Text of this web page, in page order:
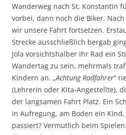
Wanderweg nach St. Konstantin
vorbei, dann noch die Biker. Nach
wir unsere Fahrt fortsetzen.
Strecke ausschließlich bergab
Jola vorsichtshalber ihr Rad ein
Wandertag zu sein, mehrmals
Kindern an. „Achtung Radfahrer“
(Lehrerin oder Kita-Angestellte),
der langsamen Fahrt Platz. Ein
in Aufregung, am Boden ein
passiert? Vermutlich beim